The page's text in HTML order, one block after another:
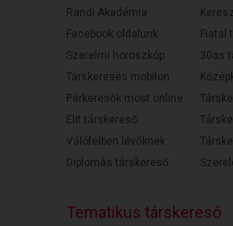
Randi Akadémia
Facebook oldalunk
Szerelmi horoszkóp
Társkeresés mobilon
Párkeresők most online
Elit társkereső
Válófélben lévőknek
Diplomás társkereső
Fiatal
30as
Tematikus társkereső